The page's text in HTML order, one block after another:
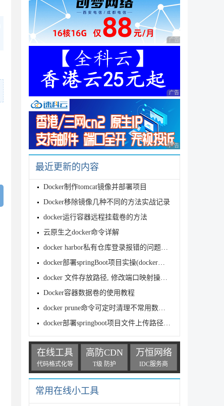
广告 商业广告，理性
广告 商业广告，理性
广告 商业广告，理性
最近更新的内容
Docker制作tomcat镜像并部署项目
Docker移除镜像几种不同的方法实战记录
docker运行容器远程挂载卷的方法
云原生之docker命令详解
docker harbor私有仓库登录报错的问题解决
docker部署springBoot项目实操(docker是什么)
docker 文件存放路径, 修改端口映射操作方式
Docker容器数据卷的使用教程
docker prune命令可定时清理不常用数据的实现
docker部署springboot项目文件上传路径过程
在线工具
代码格式化等
高防CDN
T级 防护
万恒网络
IDC服务商
常用在线小工具